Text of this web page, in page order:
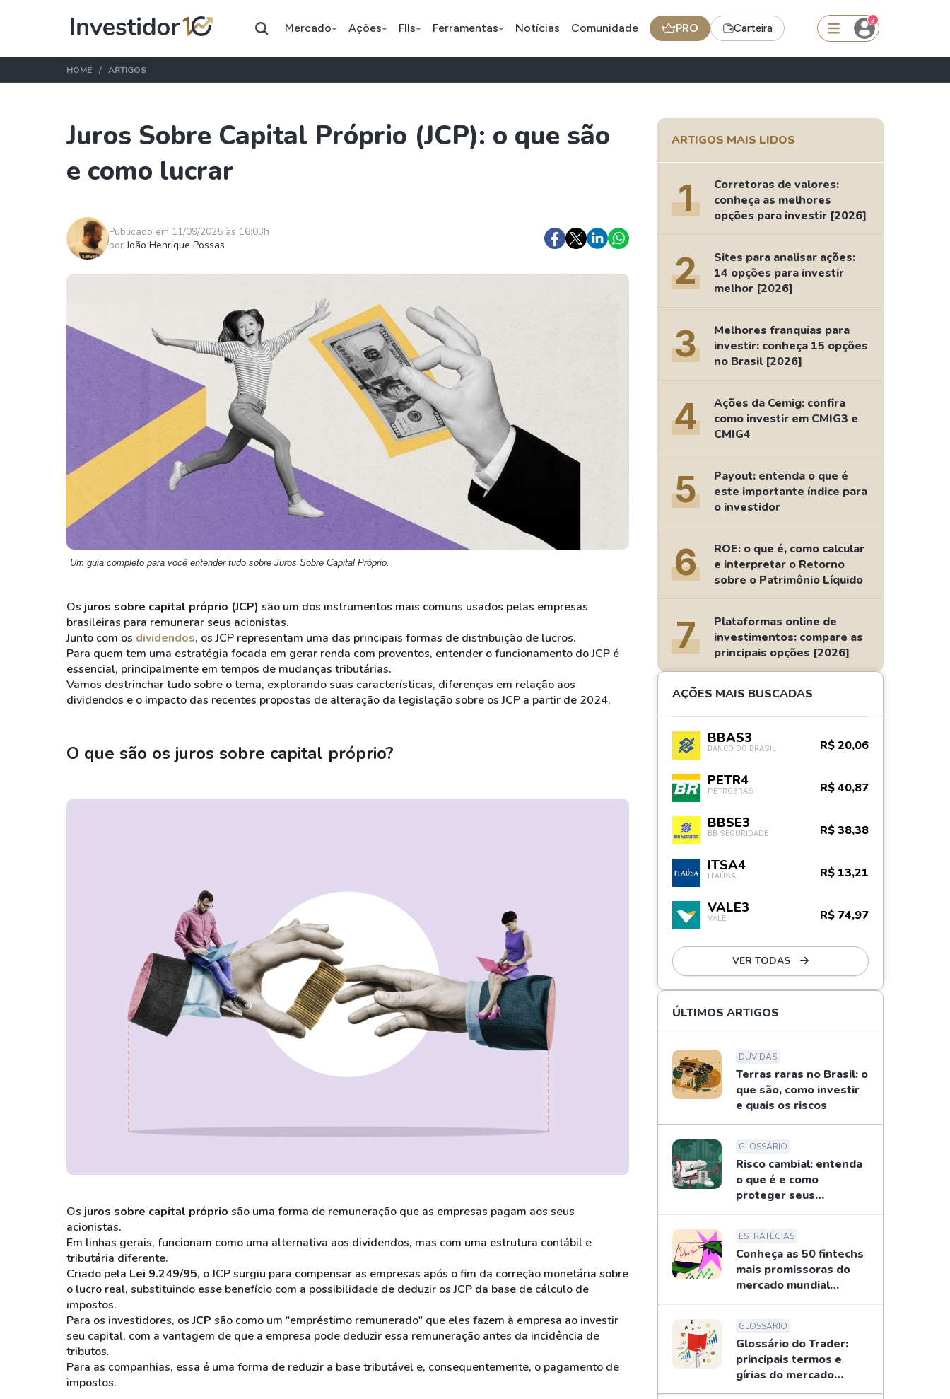
Mercado Ações FIIs Ferramentas Notícias Comunidade PRO Carteira
3
Assuntos do momento
Índice
Ibovespa
Ação
Petrobras
Ferramenta
Dividendos
Ações
Taesa
Itausa
Klabin
Petrobrás
FIIs
RECR11
XPLG11
KNRI11
KNCR11
Ver todos
IVVB11
HASH11
GOLD11
XINA11
Ver todos
Apple
Google
Meta
Coca-Cola
Ver todos
Criptomoedas
Ethereum
Ideias
Agenda de Dividendos
Radar do Dividendo Inteligente
Carteiras Recomendadas
As Ações Mais Buscadas
Guia do Iniciante
HOME ARTIGOS
Juros Sobre Capital Próprio (JCP): o que são
e como lucrar
Publicado em 11/09/2025 às 16:03h
porJoão Henrique Possas
Um guia completo para você entender tudo sobre Juros Sobre Capital Próprio.
Os juros sobre capital próprio (JCP) são um dos instrumentos mais comuns usados pelas empresas
brasileiras para remunerar seus acionistas.
Junto com os dividendos, os JCP representam uma das principais formas de distribuição de lucros.
Para quem tem uma estratégia focada em gerar renda com proventos, entender o funcionamento do JCP é
essencial, principalmente em tempos de mudanças tributárias.
Vamos destrinchar tudo sobre o tema, explorando suas características, diferenças em relação aos
dividendos e o impacto das recentes propostas de alteração da legislação sobre os JCP a partir de 2024.
O que são os juros sobre capital próprio?
Os juros sobre capital próprio são uma forma de remuneração que as empresas pagam aos seus
acionistas.
Em linhas gerais, funcionam como uma alternativa aos dividendos, mas com uma estrutura contábil e
tributária diferente.
Criado pela Lei 9.249/95, o JCP surgiu para compensar as empresas após o fim da correção monetária sobre
o lucro real, substituindo esse benefício com a possibilidade de deduzir os JCP da base de cálculo de
impostos.
Para os investidores, osJCP são como um "empréstimo remunerado" que eles fazem à empresa ao investir
seu capital, com a vantagem de que a empresa pode deduzir essa remuneração antes da incidência de
tributos.
Para as companhias, essa é uma forma de reduzir a base tributável e, consequentemente, o pagamento de
impostos.
ARTIGOS MAIS LIDOS
1
Corretoras de valores:
conheça as melhores
opções para investir [2026]
2
Sites para analisar ações:
14 opções para investir
melhor [2026]
3
Melhores franquias para
investir: conheça 15 opções
no Brasil [2026]
4
Ações da Cemig: confira
como investir em CMIG3 e
CMIG4
5
Payout: entenda o que é
este importante índice para
o investidor
6
ROE: o que é, como calcular
e interpretar o Retorno
sobre o Patrimônio Líquido
7
Plataformas online de
investimentos: compare as
principais opções [2026]
AÇÕES MAIS BUSCADAS
BBAS3
BANCO DO BRASIL R$ 20,06
PETR4
PETROBRAS R$ 40,87
BBSE3
BB SEGURIDADE R$ 38,38
ITSA4
ITAÚSA R$ 13,21
VALE3
VALE R$ 74,97
VER TODAS
ÚLTIMOS ARTIGOS
DÚVIDAS
Terras raras no Brasil: o
que são, como investir
e quais os riscos
GLOSSÁRIO
Risco cambial: entenda
o que é e como
proteger seus
investimentos
ESTRATÉGIAS
Conheça as 50 fintechs
mais promissoras do
mercado mundial
[2026]
GLOSSÁRIO
Glossário do Trader:
principais termos e
gírias do mercado
financeiro